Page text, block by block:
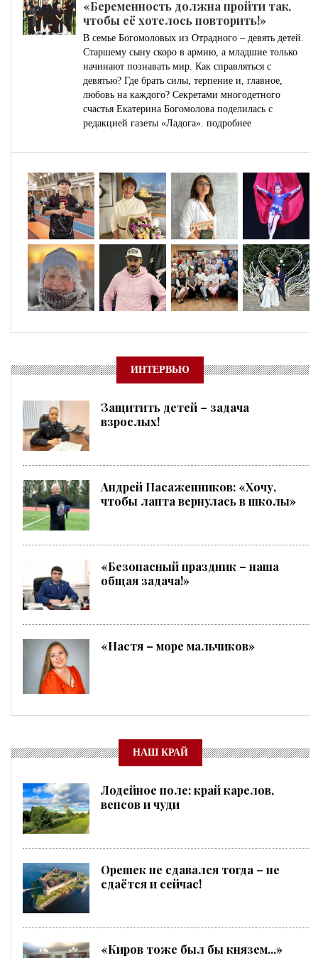
«Беременность должна пройти так,
чтобы её хотелось повторить!»
В семье Богомоловых из Отрадного – девять детей.
Старшему сыну скоро в армию, а младшие только
начинают познавать мир. Как справляться с
девятью? Где брать силы, терпение и, главное,
любовь на каждого? Секретами многодетного
счастья Екатерина Богомолова поделилась с
редакцией газеты «Ладога». подробнее
ИНТЕРВЬЮ
Защитить детей – задача
взрослых!
Андрей Пасаженников: «Хочу,
чтобы лапта вернулась в школы»
«Безопасный праздник – наша
общая задача!»
«Настя – море мальчиков»
НАШ КРАЙ
Лодейное поле: край карелов,
вепсов и чуди
Орешек не сдавался тогда – не
сдаётся и сейчас!
«Киров тоже был бы князем...»